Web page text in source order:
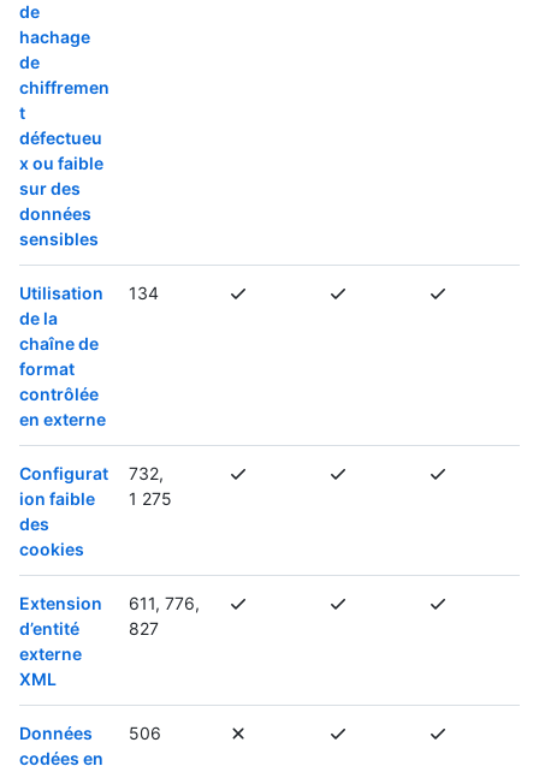
de
hachage
de
chiffremen
t
défectueu
x ou faible
sur des
données
sensibles
Utilisation
de la
chaîne de
format
contrôlée
en externe
134
Configurat
ion faible
des
cookies
732,
1 275
Extension
d’entité
externe
XML
611, 776,
827
Données
codées en
506